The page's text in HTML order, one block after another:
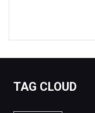
TAG CLOUD